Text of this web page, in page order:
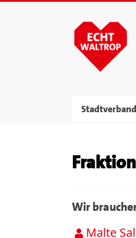
Stadtverband
Fraktion
Wir
Malte